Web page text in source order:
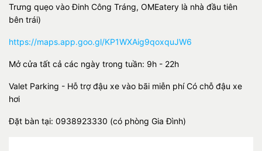
Trưng quẹo vào Đinh Công Tráng, OMEatery là nhà đầu tiên
bên trái)
https://maps.app.goo.gl/KP1WXAig9qoxquJW6
Mở cửa tất cả các ngày trong tuần: 9h - 22h
Valet Parking - Hỗ trợ đậu xe vào bãi miễn phí Có chỗ đậu xe
hơi
Đặt bàn tại: 0938923330 (có phòng Gia Đình)